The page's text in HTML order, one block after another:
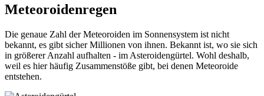
Meteoroidenregen
Die genaue Zahl der Meteoroiden im Sonnensystem ist nicht
bekannt, es gibt sicher Millionen von ihnen. Bekannt ist, wo sie sich
in größerer Anzahl aufhalten - im Asteroidengürtel. Wohl deshalb,
weil es hier häufig Zusammenstöße gibt, bei denen Meteoroide
entstehen.